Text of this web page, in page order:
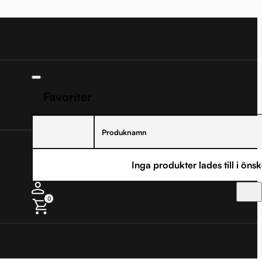
Produknamn
Inga produkter lades till i
0